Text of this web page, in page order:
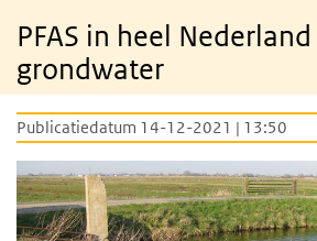
PFAS in heel
grondwater
Publicatiedatum 14-12-2021 | 13:50